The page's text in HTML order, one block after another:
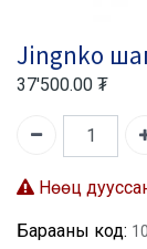
Jingnko
37'500.00 ₮
Нөөц
Барааны код: